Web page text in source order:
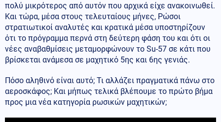
πολύ μικρότερος από αυτόν που αρχικά είχε ανακοινωθεί.
Και τώρα, μέσα στους τελευταίους μήνες, Ρώσοι
στρατιωτικοί αναλυτές και κρατικά μέσα υποστηρίζουν
ότι το πρόγραμμα περνά στη δεύτερη φάση του και ότι οι
νέες αναβαθμίσεις μεταμορφώνουν το Su-57 σε κάτι που
βρίσκεται ανάμεσα σε μαχητικό 5ης και 6ης γενιάς.
Πόσο αληθινό είναι αυτό; Τι αλλάζει πραγματικά πάνω στο
αεροσκάφος; Και μήπως τελικά βλέπουμε το πρώτο βήμα
προς μια νέα κατηγορία ρωσικών μαχητικών;